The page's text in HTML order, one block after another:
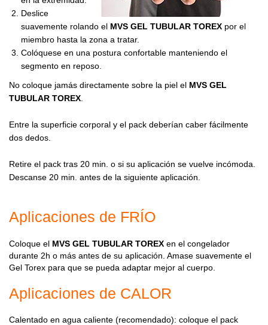
Deslice
suavemente rolando el MVS GEL TUBULAR TOREX por el
miembro hasta la zona a tratar.
Colóquese en una postura confortable manteniendo el
segmento en reposo.
No coloque jamás directamente sobre la piel el MVS GEL
TUBULAR TOREX.
Entre la superficie corporal y el pack deberían caber fácilmente
dos dedos.
Retire el pack tras 20 min. o si su aplicación se vuelve incómoda.
Descanse 20 min. antes de la siguiente aplicación.
Aplicaciones de FRÍO
Coloque el MVS GEL TUBULAR TOREX en el congelador
durante 2h o más antes de su aplicación. Amase suavemente el
Gel Torex para que se pueda adaptar mejor al cuerpo.
Aplicaciones de CALOR
Calentado en agua caliente (recomendado): coloque el pack